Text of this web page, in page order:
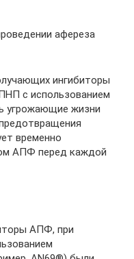
афереза
ингибиторы
с использованием
угрожающие жизни
временно
АПФ перед каждой
АПФ, при